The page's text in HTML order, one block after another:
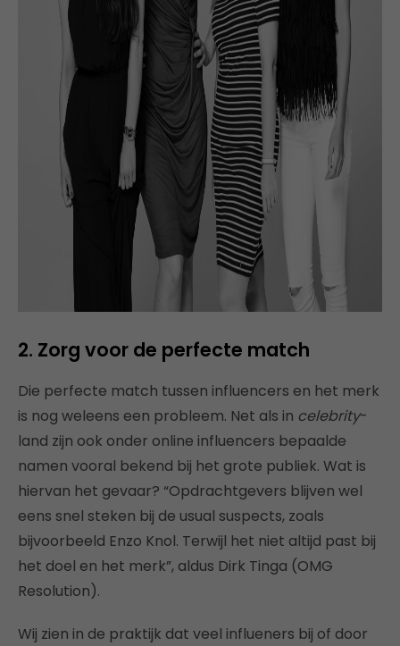
2. Zorg voor de perfecte match
Die perfecte match tussen influencers en het merk
is nog weleens een probleem. Net als in celebrity-
land zijn ook onder online influencers bepaalde
namen vooral bekend bij het grote publiek. Wat is
hiervan het gevaar? “Opdrachtgevers blijven wel
eens snel steken bij de usual suspects, zoals
bijvoorbeeld Enzo Knol. Terwijl het niet altijd past bij
het doel en het merk”, aldus Dirk Tinga (OMG
Resolution).
Wij zien in de praktijk dat veel influeners bij of door